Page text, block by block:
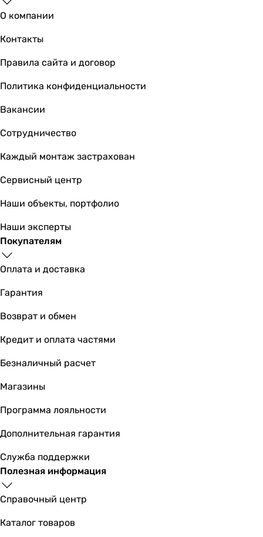
без лейки (ручного душа)
-
-
-
-
-
-
картриджный смеситель
-
-
картриджный смеситель
Подключение
к водопроводу
к водопроводу
к водопроводу
к водопроводу
к водопроводу
к водопроводу
к водопроводу
Размер картриджа смесителя
-
-
-
-
-
-
О компании
Контакты
Правила сайта и договор
Политика конфиденциальности
Вакансии
Сотрудничество
Каждый монтаж застрахован
Сервисный центр
Наши объекты, портфолио
Наши эксперты
Покупателям
Оплата и доставка
Гарантия
Возврат и обмен
Кредит и оплата частями
Безналичный расчет
Магазины
Программа лояльности
Дополнительная гарантия
Служба поддержки
Полезная информация
Справочный центр
Каталог товаров